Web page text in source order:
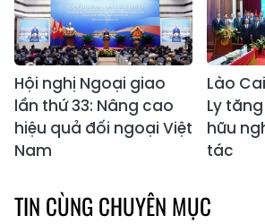
Hội nghị Ngoại giao
lần thứ 33: Nâng cao
hiệu quả đối ngoại Việt
Nam
Lào
Ly
hữu
tác
TIN CÙNG CHUYÊN MỤC